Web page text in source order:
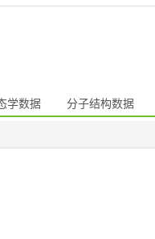
学数据 分子结构数据